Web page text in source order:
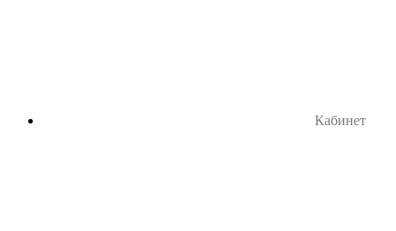
Кабинет